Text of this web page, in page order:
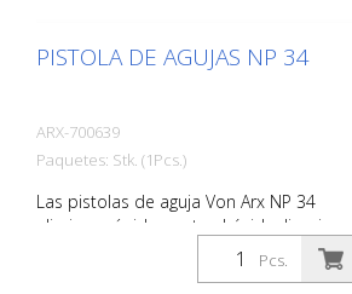
PISTOLA DE AGUJAS NP 34
ARX-700639
Paquetes: Stk. (1Pcs.)
Las pistolas de aguja Von Arx NP 34
eliminan rápidamente el óxido, limpian,
purifican y desbastan. Esencialmente
alisan las superficies irregulares. A
Pcs.